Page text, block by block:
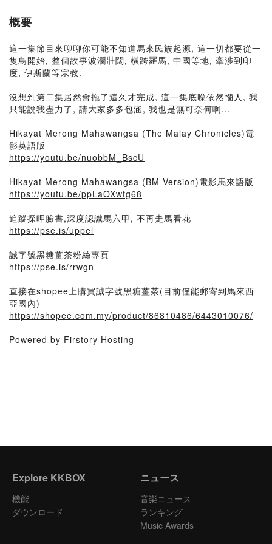
概要
這一集節目來聊聊你可能不知道馬來民族起源, 這一切都要從一
隻鳥開始, 整個故事波瀾壯闊, 橫跨羅馬, 中國等地, 牽涉到印
度, 伊斯蘭等宗教.
沒想到第二集居然會拖了這久才完成, 這一集底噪依然惱人, 我
只能說我盡力了, 請大家多多包涵, 我也是無可奈何啊...
Hikayat Merong Mahawangsa (The Malay Chronicles)電
影英語版
https://youtu.be/nuobbM_BscU
Hikayat Merong Mahawangsa (BM Version)電影馬來語版
https://youtu.be/ppLaOXwtg68
追蹤探呷臉書,深度認識馬六甲, 不再走馬看花
https://pse.is/uppel
誠字號黑糖薑茶粉絲專頁
https://pse.is/rrwgn
直接在shopee上購買誠字號黑糖薑茶(目前僅能郵寄到馬來西
亞國內)
https://shopee.com.my/product/86810486/6443010076/
Powered by Firstory Hosting
Explore KKBOX
機能
ダウンロード
ニュース
音楽ニュース
ランキング
Music Awards